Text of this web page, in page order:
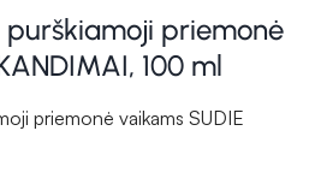
purškiamoji priemonė
100 ml